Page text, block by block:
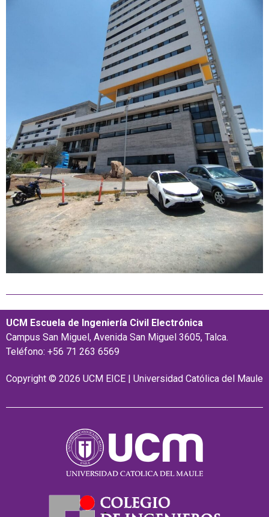
UCM Escuela de Ingeniería Civil Electrónica
Campus San Miguel, Avenida San Miguel 3605, Talca.
Teléfono: +56 71 263 6569
Copyright © 2026 UCM EICE | Universidad Católica del Maule